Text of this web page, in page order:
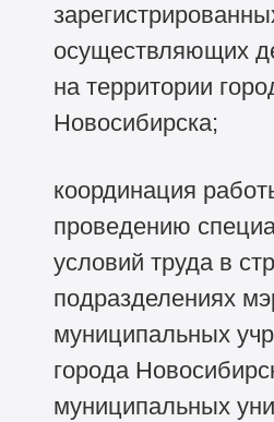
осуществляющих
на территории
Новосибирска;
координация
проведению
условий труда в
подразделениях
муниципальных
города
муниципальных